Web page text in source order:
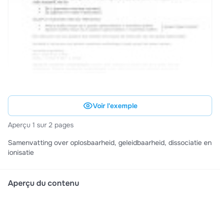
Voir l'exemple
Aperçu 1 sur 2 pages
Samenvatting over oplosbaarheid, geleidbaarheid, dissociatie en
ionisatie
Aperçu du contenu